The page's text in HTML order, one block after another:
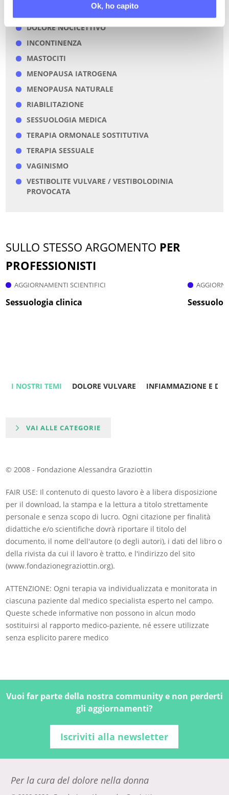
Ok, ho capito
DOLORE NEUROPATICO
DOLORE NOCICETTIVO
INCONTINENZA
MASTOCITI
MENOPAUSA IATROGENA
MENOPAUSA NATURALE
RIABILITAZIONE
SESSUOLOGIA MEDICA
TERAPIA ORMONALE SOSTITUTIVA
TERAPIA SESSUALE
VAGINISMO
VESTIBOLITE VULVARE / VESTIBOLODINIA
PROVOCATA
SULLO STESSO ARGOMENTO PER
PROFESSIONISTI
AGGIORNAMENTI SCIENTIFICI
Sessuologia clinica
I NOSTRI TEMI DOLORE VULVARE INFIAMMAZIONE E
VAI ALLE CATEGORIE
© 2008 - Fondazione Alessandra Graziottin
FAIR USE: Il contenuto di questo lavoro è a libera disposizione
per il download, la stampa e la lettura a titolo strettamente
personale e senza scopo di lucro. Ogni citazione per finalità
didattiche e/o scientifiche dovrà riportare il titolo del
documento, il nome dell'autore (o degli autori), i dati del libro o
della rivista da cui il lavoro è tratto, e l'indirizzo del sito
(www.fondazionegraziottin.org).
ATTENZIONE: Ogni terapia va individualizzata e monitorata in
ciascuna paziente dal medico specialista esperto nel campo.
Queste schede informative non possono in alcun modo
sostituirsi al rapporto medico-paziente, né essere utilizzate
senza esplicito parere medico
Vuoi far parte della nostra community e non perderti
gli aggiornamenti?
Iscriviti alla newsletter
Per la cura del dolore nella donna